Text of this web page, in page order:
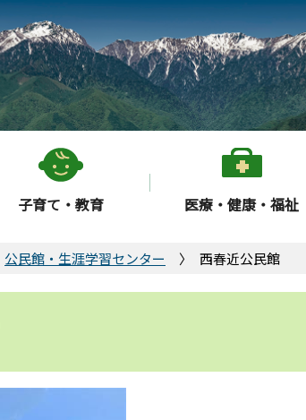
子育て・教育 医療・健康・福祉
公民館・生涯学習センター 西春近公民館